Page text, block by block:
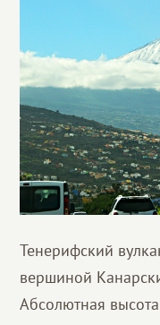
Тенерифский
вершиной
Абсолютная